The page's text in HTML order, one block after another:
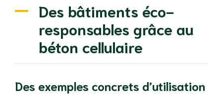
Des bâtiments éco-
responsables grâce au
béton cellulaire
Des exemples concrets d’utilisation